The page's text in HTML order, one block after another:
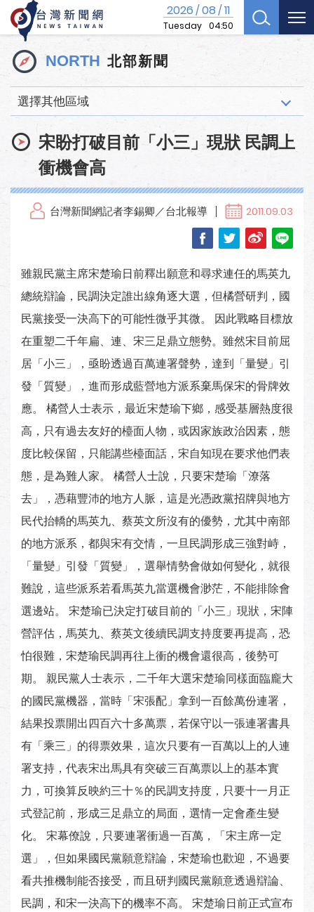
2026/08/11
Tuesday 04:50
NORTH 北部新聞
選擇其他區域
宋盼打破目前「小三」現狀 民調上
衝機會高
台灣新聞網記者李錫卿／台北報導 2011.09.03
雖親民黨主席宋楚瑜日前釋出願意和尋求連任的馬英九
總統辯論，民調決定誰出線角逐大選，但橘營研判，國
民黨接受一決高下的可能性微乎其微。 因此戰略目標放
在重塑二千年扁、連、宋三足鼎立態勢。雖然宋目前屈
居「小三」，亟盼透過百萬連署聲勢，達到「量變」引
發「質變」，進而形成藍營地方派系棄馬保宋的骨牌效
應。 橘營人士表示，最近宋楚瑜下鄉，感受基層熱度很
高，只有過去友好的檯面人物，或因家族政治因素，態
度比較保留，只能講些檯面話，宋自知現在要求他們表
態，是為難人家。 橘營人士說，只要宋楚瑜「潦落
去」，憑藉豐沛的地方人脈，這是光憑政黨招牌與地方
民代抬轎的馬英九、蔡英文所沒有的優勢，尤其中南部
的地方派系，都與宋有交情，一旦民調形成三強對峙，
「量變」引發「質變」，選舉情勢會做如何變化，就很
難說，這些派系若看馬英九當選機會渺茫，不能排除會
選邊站。 宋楚瑜已決定打破目前的「小三」現狀，宋陣
營評估，馬英九、蔡英文後續民調支持度要再提高，恐
怕很難，宋楚瑜民調再往上衝的機會還很高，後勢可
期。 親民黨人士表示，二千年大選宋楚瑜同樣面臨龐大
的國民黨機器，當時「宋張配」拿到一百餘萬份連署，
結果投票開出四百六十多萬票，若保守以一張連署書具
有「乘三」的得票效果，這次只要有一百萬以上的人連
署支持，代表宋出馬具有突破三百萬票以上的基本實
力，可換算反映約三十％的民調支持度，只要十一月正
式登記前，形成三足鼎立的局面，選情一定會產生變
化。 宋幕僚說，只要連署衝過一百萬，「宋主席一定
選」，但如果國民黨願意辯論，宋楚瑜也歡迎，不過要
看共推機制能否接受，而且研判國民黨願意透過辯論、
民調，和宋一決高下的機率不高。 宋楚瑜日前正式宣布